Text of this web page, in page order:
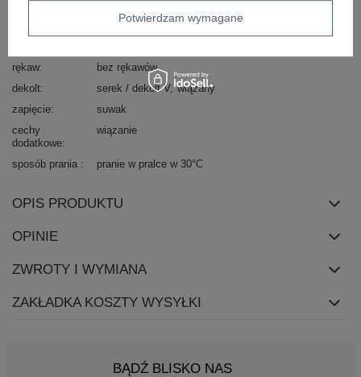
rayon
rękaw
bez rękawów
dekolt
serek / dekolt V wiązany
zapięcie
suwak
cechy
dodatkowe
wiązanie
sposób prania pranie w pralce w 30°C
OPIS PRODUKTU
OPINIE
ZWROTY I WYMIANA
ZAKŁADKA KOSZTY WYSYŁKI
BĄDŹ BLISKO NAS
Potwierdzam wymagane